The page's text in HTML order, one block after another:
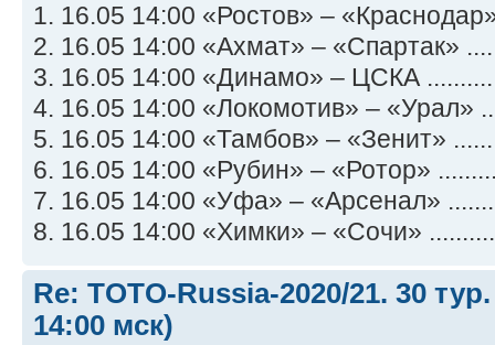
1. 16.05 14:00 «Ростов» –
2. 16.05 14:00 «Ахмат» – «Спартак»
3. 16.05 14:00 «Динамо» – ЦСКА
4. 16.05 14:00 «Локомотив» – «Урал»
5. 16.05 14:00 «Тамбов» – «Зенит»
6. 16.05 14:00 «Рубин» – «Ротор»
7. 16.05 14:00 «Уфа» – «Арсенал»
8. 16.05 14:00 «Химки» – «Сочи»
Re: TOTO-Russia-2020/21. 30
14:00 мск)